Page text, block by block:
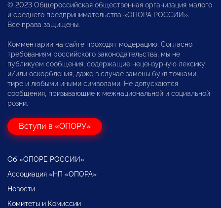
© 2023 Общероссийская общественная организация малого
и среднего предпринимательства «ОПОРА РОССИИ».
Все права защищены.
Комментарии на сайте проходят модерацию. Согласно
требованиям российского законодательства, мы не
публикуем сообщения, содержащие нецензурную лексику
и/или оскорбления, даже в случае замены букв точками,
тире и любыми иными символами. Не допускаются
сообщения, призывающие к межнациональной и социальной
розни.
Вступи в «ОПОРУ»
Об «ОПОРЕ РОССИИ»
Ассоциация «НП «ОПОРА»
Новости
Комитеты и Комиссии